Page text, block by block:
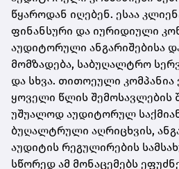
წყაროდან იღებენ. ესაა
ფინანსური და იურიდიული
აუდიტორული ანგარიშებისა
მომზადება, საბუღალტრო
და სხვა. თითოეული
ყოველი წლის შემოსავლების
უშუალოდ აუდიტორულ
ბუღალტრული აღრიცხვის,
აუდიტის რეგულირების
სწორედ ამ მონაცემებს